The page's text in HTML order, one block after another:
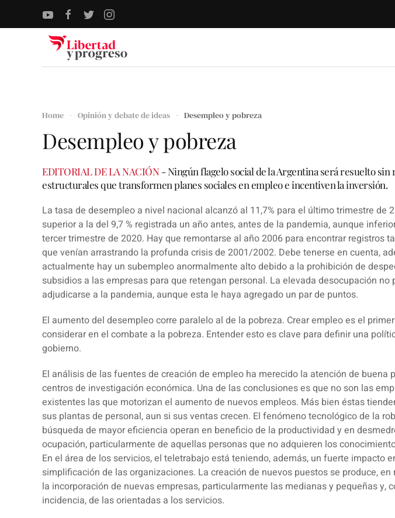
Skip to main content
Home Opinión y debate de ideas Desempleo y pobreza
Desempleo y pobreza
EDITORIAL DE LA NACIÓN- Ningún flagelo social de la Argentina será resuelto sin
estructurales que transformen planes sociales en empleo e incentiven la inversión.
La tasa de desempleo a nivel nacional alcanzó al 11,7% para el último trimestre de
superior a la del 9,7 % registrada un año antes, antes de la pandemia, aunque
tercer trimestre de 2020. Hay que remontarse al año 2006 para encontrar registros
que venían arrastrando la profunda crisis de 2001/2002. Debe tenerse en cuenta,
actualmente hay un subempleo anormalmente alto debido a la prohibición de
subsidios a las empresas para que retengan personal. La elevada desocupación no
adjudicarse a la pandemia, aunque esta le haya agregado un par de puntos.
El aumento del desempleo corre paralelo al de la pobreza. Crear empleo es el
considerar en el combate a la pobreza. Entender esto es clave para definir una
gobierno.
El análisis de las fuentes de creación de empleo ha merecido la atención de buena
centros de investigación económica. Una de las conclusiones es que no son las
existentes las que motorizan el aumento de nuevos empleos. Más bien éstas
sus plantas de personal, aun si sus ventas crecen. El fenómeno tecnológico de la
búsqueda de mayor eficiencia operan en beneficio de la productividad y en
ocupación, particularmente de aquellas personas que no adquieren los
En el área de los servicios, el teletrabajo está teniendo, además, un fuerte impacto
simplificación de las organizaciones. La creación de nuevos puestos se produce, en
la incorporación de nuevas empresas, particularmente las medianas y pequeñas y,
incidencia, de las orientadas a los servicios.